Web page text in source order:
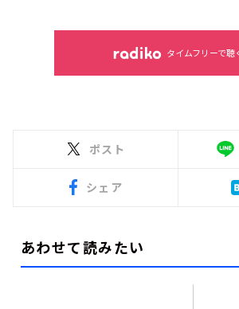
タイムフリーで聴
ポスト
シェア
あわせて読みたい